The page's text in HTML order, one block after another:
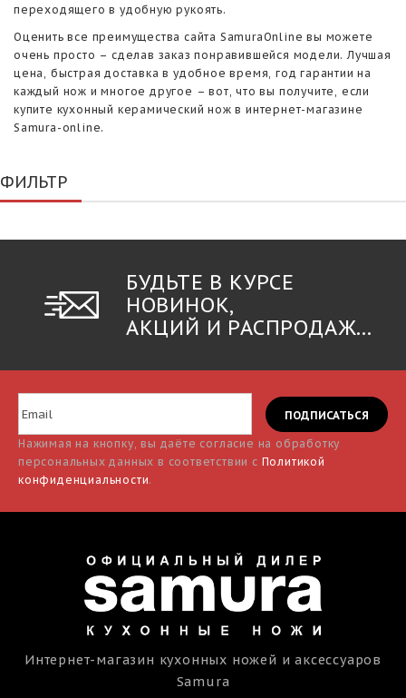
переходящего в удобную рукоять.
Оценить все преимущества сайта SamuraOnline вы можете
очень просто – сделав заказ понравившейся модели. Лучшая
цена, быстрая доставка в удобное время, год гарантии на
каждый нож и многое другое – вот, что вы получите, если
купите кухонный керамический нож в интернет-магазине
Samura-online.
ФИЛЬТР
БУДЬТЕ В КУРСЕ
НОВИНОК,
АКЦИЙ И РАСПРОДАЖ...
Нажимая на кнопку, вы даёте согласие на обработку
персональных данных в соответствии с Политикой
конфиденциальности.
Интернет-магазин кухонных ножей и аксессуаров
Samura